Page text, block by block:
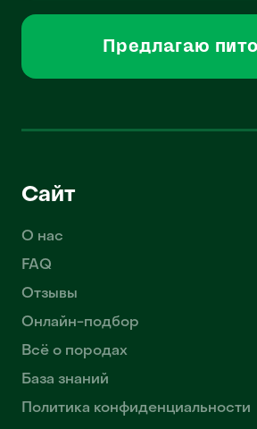
Предлагаю
Сайт
О нас
FAQ
Отзывы
Онлайн-подбор
Всё о породах
База знаний
Политика конфиденциальности